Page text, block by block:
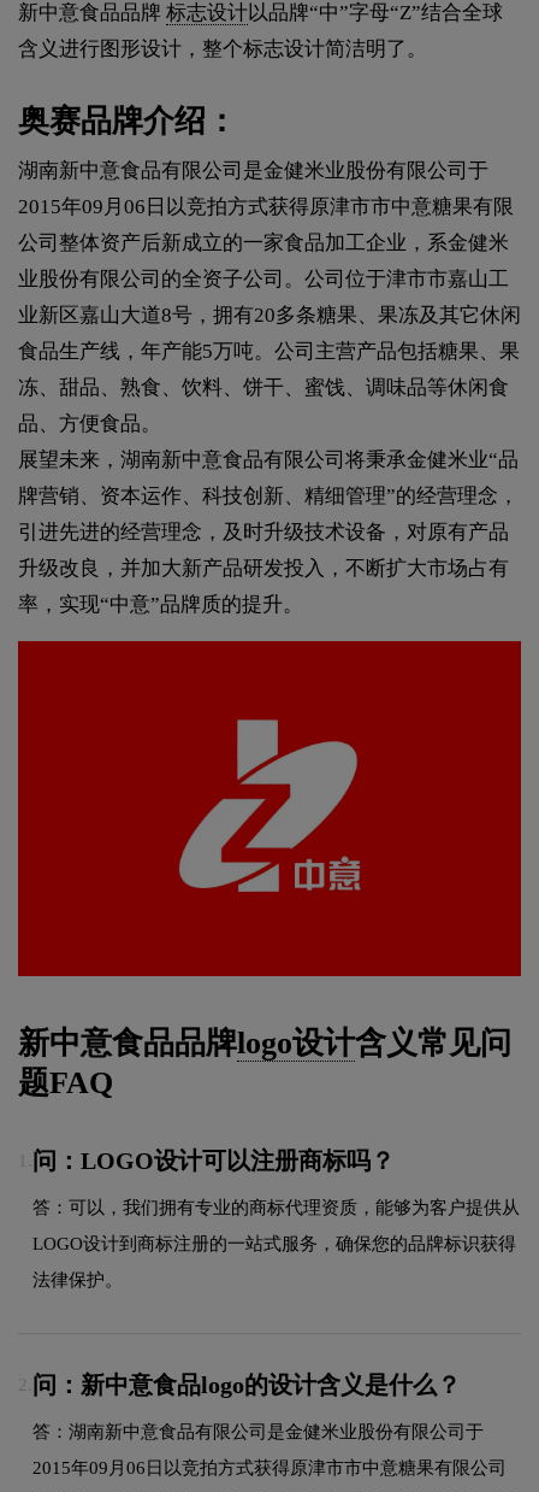
新中意食品品牌 标志设计以品牌“中”字母“Z”结合全球
含义进行图形设计，整个标志设计简洁明了。
奥赛品牌介绍：
湖南新中意食品有限公司是金健米业股份有限公司于
2015年09月06日以竞拍方式获得原津市市中意糖果有限
公司整体资产后新成立的一家食品加工企业，系金健米
业股份有限公司的全资子公司。公司位于津市市嘉山工
业新区嘉山大道8号，拥有20多条糖果、果冻及其它休闲
食品生产线，年产能5万吨。公司主营产品包括糖果、果
冻、甜品、熟食、饮料、饼干、蜜饯、调味品等休闲食
品、方便食品。
展望未来，湖南新中意食品有限公司将秉承金健米业“品
牌营销、资本运作、科技创新、精细管理”的经营理念，
引进先进的经营理念，及时升级技术设备，对原有产品
升级改良，并加大新产品研发投入，不断扩大市场占有
率，实现“中意”品牌质的提升。
新中意食品品牌logo设计含义常见问
题FAQ
问：LOGO设计可以注册商标吗？
答：可以，我们拥有专业的商标代理资质，能够为客户提供从
LOGO设计到商标注册的一站式服务，确保您的品牌标识获得
法律保护。
2. 问：新中意食品logo的设计含义是什么？
答：湖南新中意食品有限公司是金健米业股份有限公司于
2015年09月06日以竞拍方式获得原津市市中意糖果有限公司